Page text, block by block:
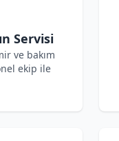
Servisi
ve bakım
ekip ile